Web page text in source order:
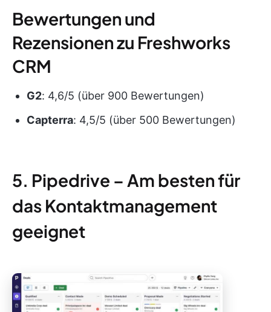
Bewertungen und
Rezensionen zu Freshworks
CRM
G2: 4,6/5 (über 900 Bewertungen)
Capterra: 4,5/5 (über 500 Bewertungen)
5. Pipedrive – Am besten für
das Kontaktmanagement
geeignet